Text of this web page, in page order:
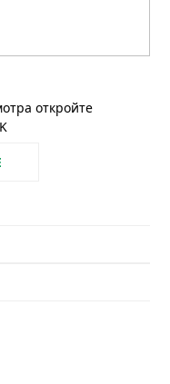
откройте